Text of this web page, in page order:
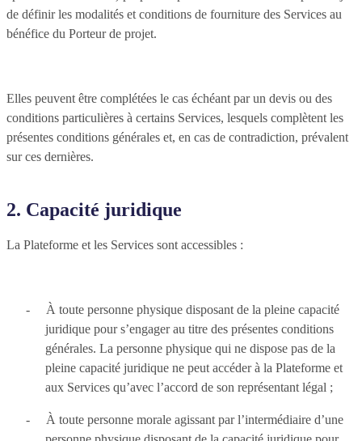
de définir les modalités et conditions de fourniture des Services au
bénéfice du Porteur de projet.
Elles peuvent être complétées le cas échéant par un devis ou des
conditions particulières à certains Services, lesquels complètent les
présentes conditions générales et, en cas de contradiction, prévalent
sur ces dernières.
2. Capacité juridique
La Plateforme et les Services sont accessibles :
-
À toute personne physique disposant de la pleine capacité
juridique pour s’engager au titre des présentes conditions
générales. La personne physique qui ne dispose pas de la
pleine capacité juridique ne peut accéder à la Plateforme et
aux Services qu’avec l’accord de son représentant légal ;
-
À toute personne morale agissant par l’intermédiaire d’une